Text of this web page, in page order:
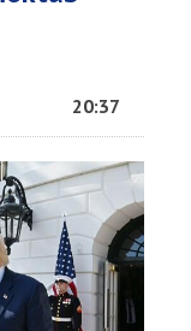
20:37